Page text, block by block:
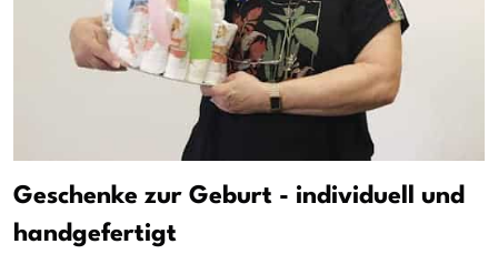
Geschenke zur Geburt - individuell und
handgefertigt